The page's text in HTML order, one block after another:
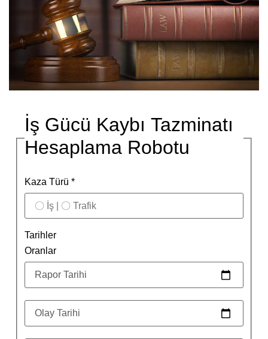
İş Gücü Kaybı Tazminatı
Hesaplama Robotu
Kaza Türü *
Tarihler
Oranlar